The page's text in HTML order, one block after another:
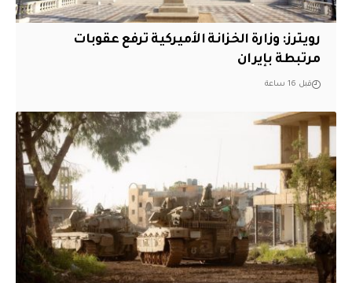
‏رويترز: وزارة الخزانة الأميركية ترفع عقوبات
مرتبطة بإيران
قبل 16 ساعة